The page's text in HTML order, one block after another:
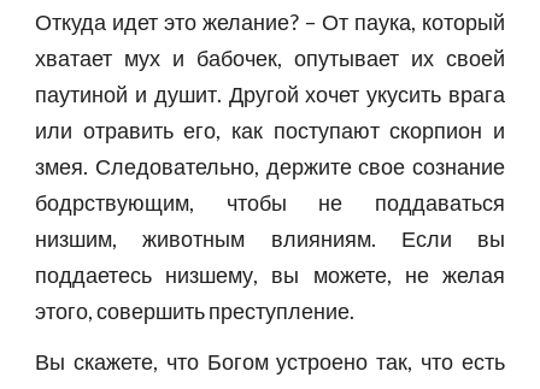
Откуда идет это желание? – От паука, который
хватает мух и бабочек, опутывает их своей
паутиной и душит. Другой хочет укусить врага
или отравить его, как поступают скорпион и
змея. Следовательно, держите свое сознание
бодрствующим, чтобы не поддаваться
низшим, животным влияниям. Если вы
поддаетесь низшему, вы можете, не желая
этого, совершить преступление.
Вы скажете, что Богом устроено так, что есть